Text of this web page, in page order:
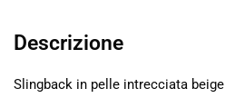
Descrizione
Slingback in pelle intrecciata beige